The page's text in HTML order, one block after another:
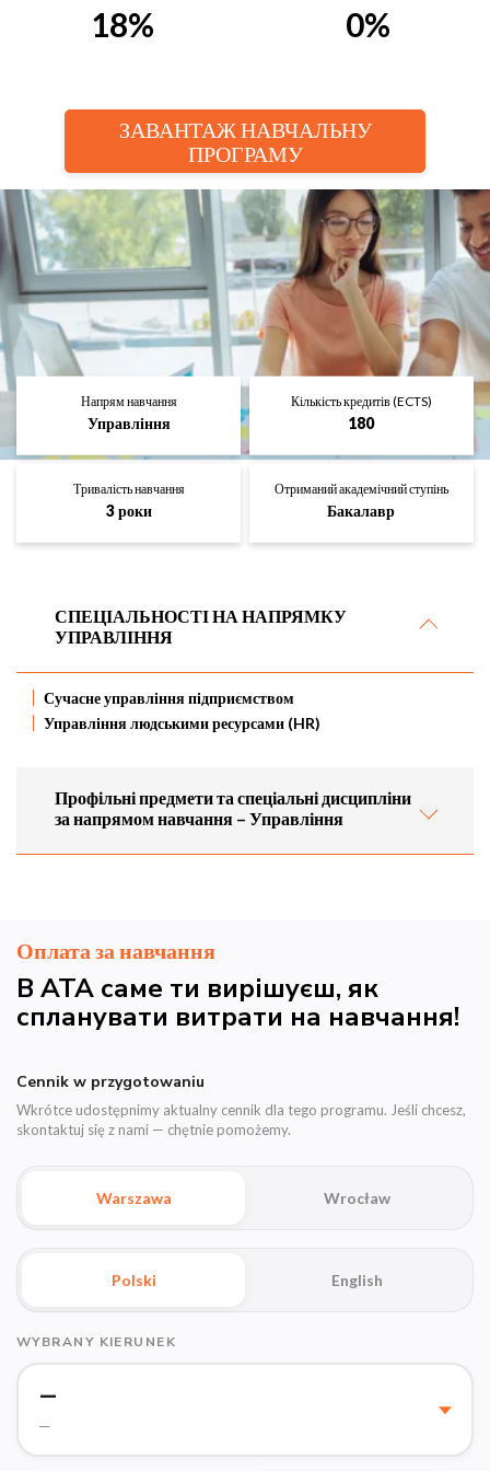
18% 0%
ЗАВАНТАЖ НАВЧАЛЬНУ
ПРОГРАМУ
Напрям навчання
Управління
Кількість кредитів (ECTS)
180
Тривалість навчання
3 роки
Отриманий академічний ступінь
Бакалавр
СПЕЦІАЛЬНОСТІ НА НАПРЯМКУ
УПРАВЛІННЯ
Сучасне управління підприємством
Управління людськими ресурсами (HR)
Профільні предмети та спеціальні дисципліни
за напрямом навчання – Управління
Оплата за навчання
В ATA саме ти вирішуєш, як
спланувати витрати на навчання!
Cennik w przygotowaniu
Wkrótce udostępnimy aktualny cennik dla tego programu. Jeśli chcesz,
skontaktuj się z nami — chętnie pomożemy.
Warszawa Wrocław
Polski English
WYBRANY KIERUNEK
—
—